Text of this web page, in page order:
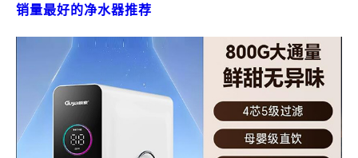
销量最好的净水器推荐